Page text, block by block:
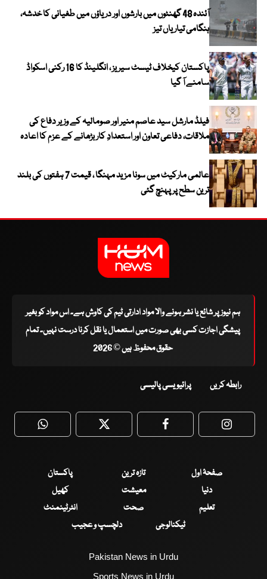
آئندہ 48 گھنٹوں میں بارشوں اور دریاؤں میں طغیانی کا خدشہ،
ہنگامی تیاریاں تیز
پاکستان کیخلاف ٹیسٹ سیریز ، انگلینڈ کا 16 رکنی اسکواڈ
سامنے آ گیا
فیلڈ مارشل سید عاصم منیر اور صومالیہ کے وزیر دفاع کی
ملاقات، دفاعی تعاون اور استعدادِ کار بڑھانے کے عزم کا اعادہ
عالمی مارکیٹ میں سونا مزید مہنگا ، قیمت 7 ہفتوں کی بلند
ترین سطح پر پہنچ گئی
ہم نیوز پر شائع یا نشر ہونے والا مواد ادارتی ٹیم کی کاوش ہے۔ اس مواد کو بغیر
پیشگی اجازت کسی بھی صورت میں استعمال یا نقل کرنا درست نہیں۔ تمام
حقوق محفوظ ہیں © 2026
رابطہ کریں پرائیویسی پالیسی
WhatsApp Twitter Facebook
صفحۂ اول تازہ ترین
پاکستان
دنیا
معیشت
کھیل
تعلیم
صحت
انٹرٹینمنٹ
ٹیکنالوجی
دلچسپ و عجیب
Pakistan News in Urdu
Sports News in Urdu